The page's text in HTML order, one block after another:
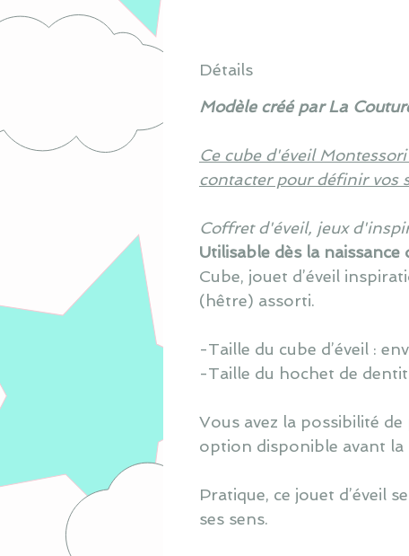
Détails
Modèle créé par La
Ce cube d'éveil
contacter pour définir vos
Coffret d'éveil, jeux
Utilisable dès la
Cube, jouet d’éveil
(hêtre) assorti.
-Taille du cube d’éveil :
-Taille du hochet de
Vous avez la possibilité
option disponible avant la
Pratique, ce jouet d’éveil
ses sens.